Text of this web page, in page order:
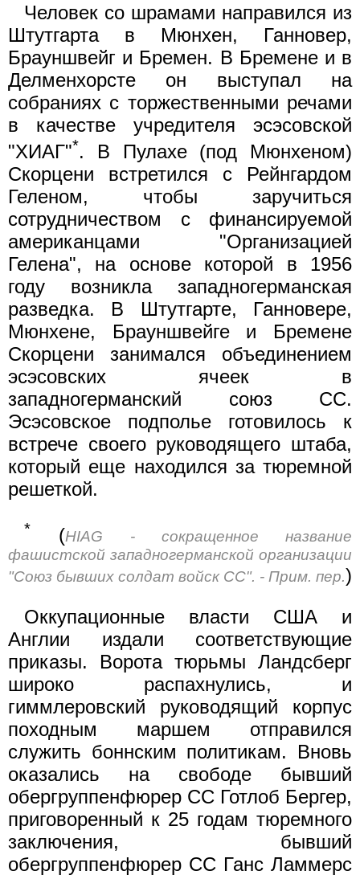
Человек со шрамами направился из
Штутгарта в Мюнхен, Ганновер,
Брауншвейг и Бремен. В Бремене и в
Делменхорсте он выступал на
собраниях с торжественными речами
в качестве учредителя эсэсовской
"ХИАГ"*. В Пулахе (под Мюнхеном)
Скорцени встретился с Рейнгардом
Геленом, чтобы заручиться
сотрудничеством с финансируемой
американцами "Организацией
Гелена", на основе которой в 1956
году возникла западногерманская
разведка. В Штутгарте, Ганновере,
Мюнхене, Брауншвейге и Бремене
Скорцени занимался объединением
эсэсовских ячеек в
западногерманский союз СС.
Эсэсовское подполье готовилось к
встрече своего руководящего штаба,
который еще находился за тюремной
решеткой.
* (HIAG - сокращенное название
фашистской западногерманской организации
"Союз бывших солдат войск СС". - Прим. пер.)
Оккупационные власти США и
Англии издали соответствующие
приказы. Ворота тюрьмы Ландсберг
широко распахнулись, и
гиммлеровский руководящий корпус
походным маршем отправился
служить боннским политикам. Вновь
оказались на свободе бывший
обергруппенфюрер СС Готлоб Бергер,
приговоренный к 25 годам тюремного
заключения, бывший
обергруппенфюрер СС Ганс Ламмерс